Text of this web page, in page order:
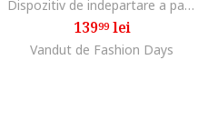
Dispozitiv de indepartare a parului Face FS1000
13999lei
Vandut de Fashion Days